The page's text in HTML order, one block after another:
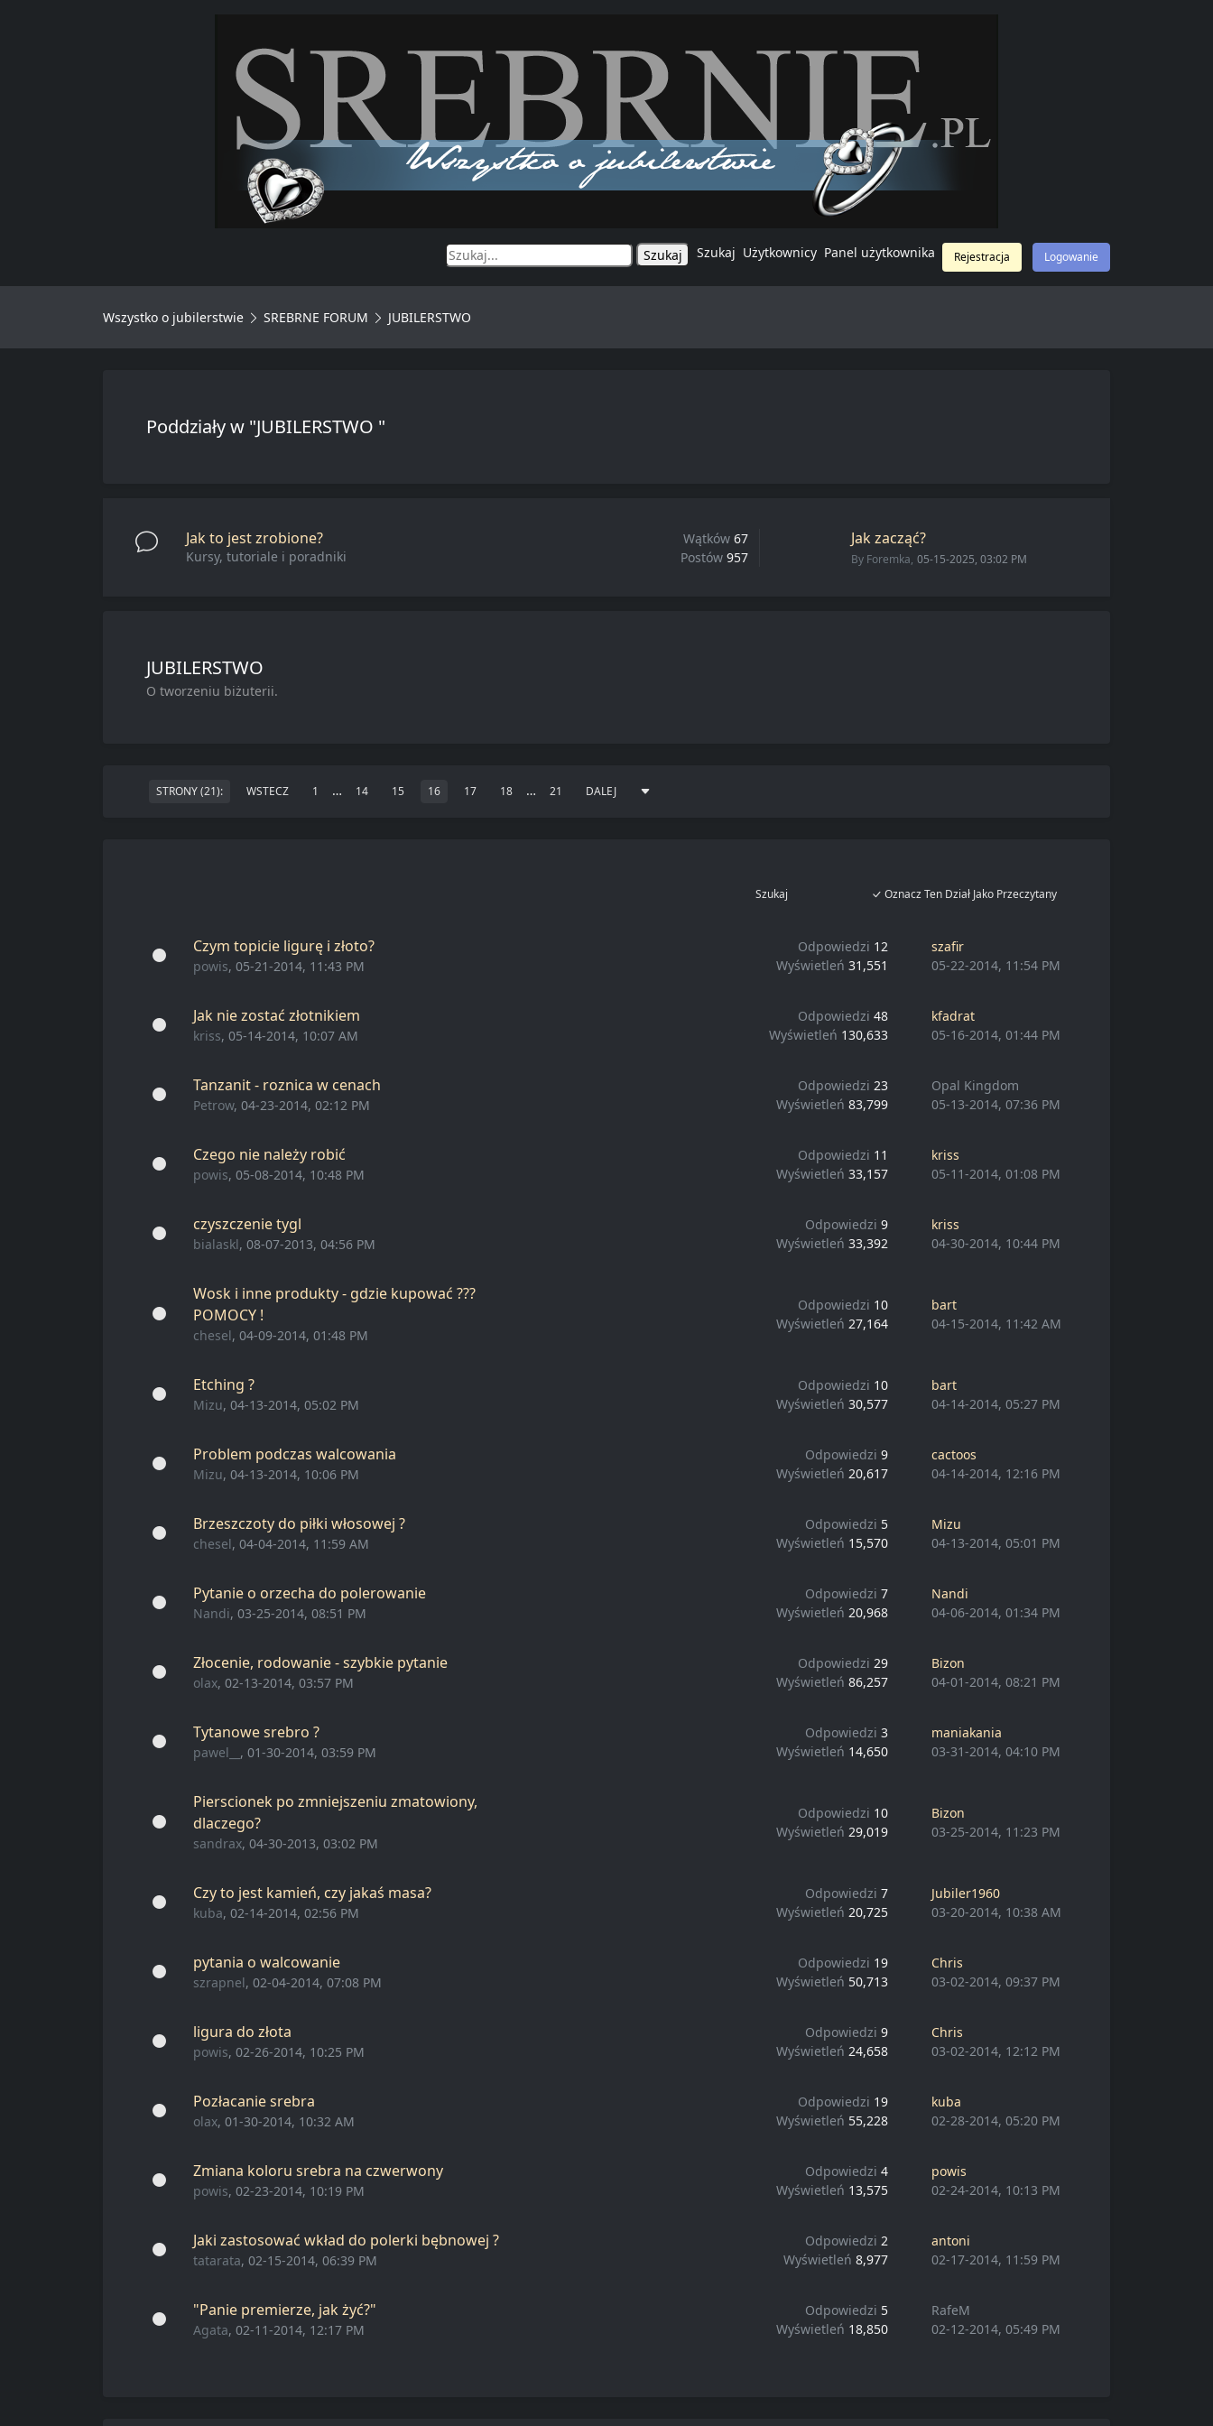
Szukaj Użytkownicy Panel użytkownika Rejestracja Logowanie
Wszystko o jubilerstwie SREBRNE FORUM JUBILERSTWO
Poddziały w "JUBILERSTWO "
Jak to jest zrobione?
Kursy, tutoriale i poradniki
Wątków 67
Postów 957
Jak zacząć?
By Foremka, 05-15-2025, 03:02 PM
JUBILERSTWO
O tworzeniu biżuterii.
STRONY (21): WSTECZ 1 … 14 15 16 17 18 … 21 DALEJ
Szukaj Oznacz Ten Dział Jako Przeczytany
Czym topicie ligurę i złoto?
powis, 05-21-2014, 11:43 PM
Odpowiedzi 12
Wyświetleń 31,551
szafir
05-22-2014, 11:54 PM
Jak nie zostać złotnikiem
kriss, 05-14-2014, 10:07 AM
Odpowiedzi 48
Wyświetleń 130,633
kfadrat
05-16-2014, 01:44 PM
Tanzanit - roznica w cenach
Petrow, 04-23-2014, 02:12 PM
Odpowiedzi 23
Wyświetleń 83,799
Opal Kingdom
05-13-2014, 07:36 PM
Czego nie należy robić
powis, 05-08-2014, 10:48 PM
Odpowiedzi 11
Wyświetleń 33,157
kriss
05-11-2014, 01:08 PM
czyszczenie tygl
bialaskl, 08-07-2013, 04:56 PM
Odpowiedzi 9
Wyświetleń 33,392
kriss
04-30-2014, 10:44 PM
Wosk i inne produkty - gdzie kupować ???
POMOCY !
chesel, 04-09-2014, 01:48 PM
Odpowiedzi 10
Wyświetleń 27,164
bart
04-15-2014, 11:42 AM
Etching ?
Mizu, 04-13-2014, 05:02 PM
Odpowiedzi 10
Wyświetleń 30,577
bart
04-14-2014, 05:27 PM
Problem podczas walcowania
Mizu, 04-13-2014, 10:06 PM
Odpowiedzi 9
Wyświetleń 20,617
cactoos
04-14-2014, 12:16 PM
Brzeszczoty do piłki włosowej ?
chesel, 04-04-2014, 11:59 AM
Odpowiedzi 5
Wyświetleń 15,570
Mizu
04-13-2014, 05:01 PM
Pytanie o orzecha do polerowanie
Nandi, 03-25-2014, 08:51 PM
Odpowiedzi 7
Wyświetleń 20,968
Nandi
04-06-2014, 01:34 PM
Złocenie, rodowanie - szybkie pytanie
olax, 02-13-2014, 03:57 PM
Odpowiedzi 29
Wyświetleń 86,257
Bizon
04-01-2014, 08:21 PM
Tytanowe srebro ?
pawel__ , 01-30-2014, 03:59 PM
Odpowiedzi 3
Wyświetleń 14,650
maniakania
03-31-2014, 04:10 PM
Pierscionek po zmniejszeniu zmatowiony,
dlaczego?
sandrax, 04-30-2013, 03:02 PM
Odpowiedzi 10
Wyświetleń 29,019
Bizon
03-25-2014, 11:23 PM
Czy to jest kamień, czy jakaś masa?
kuba, 02-14-2014, 02:56 PM
Odpowiedzi 7
Wyświetleń 20,725
Jubiler1960
03-20-2014, 10:38 AM
pytania o walcowanie
szrapnel, 02-04-2014, 07:08 PM
Odpowiedzi 19
Wyświetleń 50,713
Chris
03-02-2014, 09:37 PM
ligura do złota
powis, 02-26-2014, 10:25 PM
Odpowiedzi 9
Wyświetleń 24,658
Chris
03-02-2014, 12:12 PM
Pozłacanie srebra
olax, 01-30-2014, 10:32 AM
Odpowiedzi 19
Wyświetleń 55,228
kuba
02-28-2014, 05:20 PM
Zmiana koloru srebra na czwerwony
powis, 02-23-2014, 10:19 PM
Odpowiedzi 4
Wyświetleń 13,575
powis
02-24-2014, 10:13 PM
Jaki zastosować wkład do polerki bębnowej ?
tatarata, 02-15-2014, 06:39 PM
Odpowiedzi 2
Wyświetleń 8,977
antoni
02-17-2014, 11:59 PM
"Panie premierze, jak żyć?"
Agata, 02-11-2014, 12:17 PM
Odpowiedzi 5
Wyświetleń 18,850
RafeM
02-12-2014, 05:49 PM